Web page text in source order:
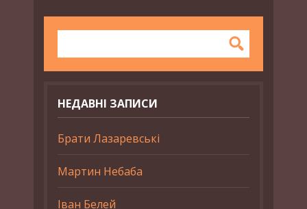
НЕДАВНІ ЗАПИСИ
Брати Лазаревські
Мартин Небаба
Іван Белей